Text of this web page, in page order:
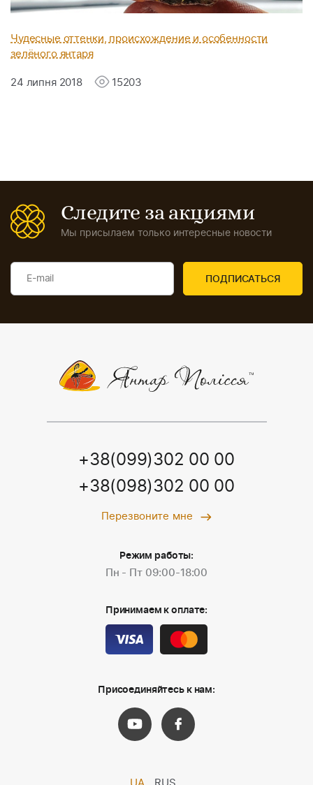
Чудесные оттенки, происхождение и особенности
зелёного янтаря
24 липня 2018 15203
Следите за акциями
Мы присылаем только интересные новости
+38(099)302 00 00
+38(098)302 00 00
Перезвоните мне
Режим работы:
Пн - Пт 09:00-18:00
Принимаем к оплате:
Присоединяйтесь к нам: